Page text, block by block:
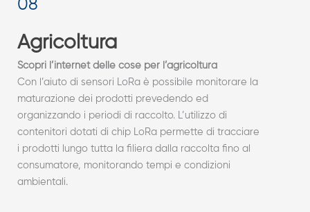
Agricoltura
Scopri l’internet delle cose per l’agricoltura
Con l’aiuto di sensori LoRa è possibile monitorare la
maturazione dei prodotti prevedendo ed
organizzando i periodi di raccolto. L’utilizzo di
contenitori dotati di chip LoRa permette di tracciare
i prodotti lungo tutta la filiera dalla raccolta fino al
consumatore, monitorando tempi e condizioni
ambientali.